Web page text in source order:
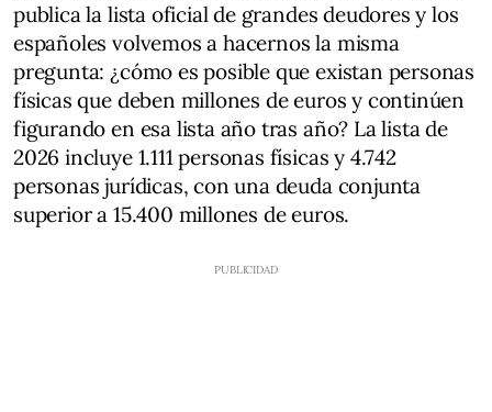
publica la lista oficial de grandes deudores y los
españoles volvemos a hacernos la misma
pregunta: ¿cómo es posible que existan personas
físicas que deben millones de euros y continúen
figurando en esa lista año tras año? La lista de
2026 incluye 1.111 personas físicas y 4.742
personas jurídicas, con una deuda conjunta
superior a 15.400 millones de euros.